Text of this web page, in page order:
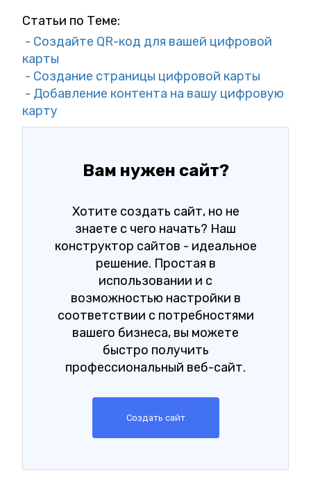
Статьи по Теме:
- Создайте QR-код для вашей цифровой
карты
- Создание страницы цифровой карты
- Добавление контента на вашу цифровую
карту
Вам нужен сайт?
Хотите создать сайт, но не
знаете с чего начать? Наш
конструктор сайтов - идеальное
решение. Простая в
использовании и с
возможностью настройки в
соответствии с потребностями
вашего бизнеса, вы можете
быстро получить
профессиональный веб-сайт.
Создать сайт